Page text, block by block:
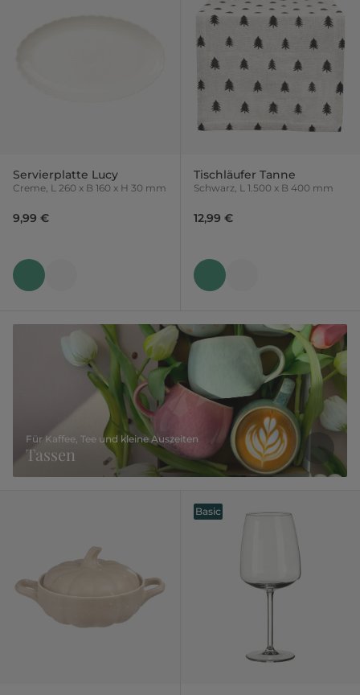
Servierplatte Lucy
Creme, L 260 x B 160 x H 30 mm
9,99 €
Tischläufer Tanne
Schwarz, L 1.500 x B 400 mm
12,99 €
Für Kaffee, Tee und kleine Auszeiten
Tassen
Basic